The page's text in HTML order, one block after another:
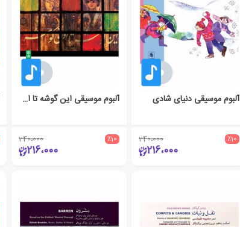
آلبوم موسیقی دنیای شادی
٪10 240،000
216،000
آلبوم موسیقی این گوشه تا اون گوشه
٪10 240،000
216،000